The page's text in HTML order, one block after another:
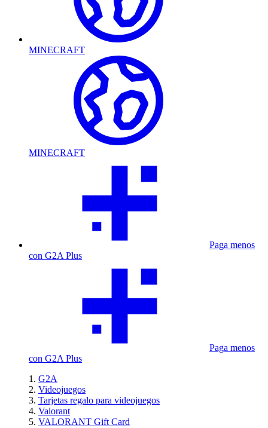
MINECRAFT
MINECRAFT
Paga menos
con G2A Plus
Paga menos
con G2A Plus
G2A
Videojuegos
Tarjetas regalo para videojuegos
Valorant
VALORANT Gift Card